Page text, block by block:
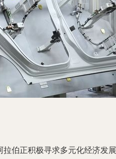
伯正积极寻求多元化经济发展